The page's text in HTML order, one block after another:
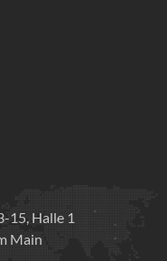
15, Halle 1
Main